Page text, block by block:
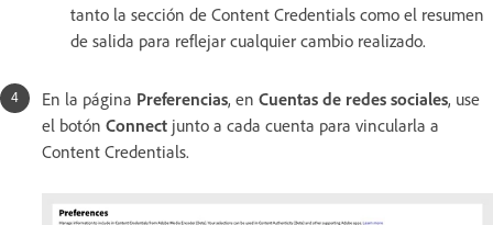
tanto la sección de Content Credentials como el resumen
de salida para reflejar cualquier cambio realizado.
En la página Preferencias, en Cuentas de redes sociales, use
el botón Connect junto a cada cuenta para vincularla a
Content Credentials.